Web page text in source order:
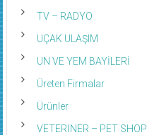
TV – RADYO
UÇAK ULAŞIM
UN VE YEM BAYİLERİ
Üreten Firmalar
Ürünler
VETERİNER – PET SHOP